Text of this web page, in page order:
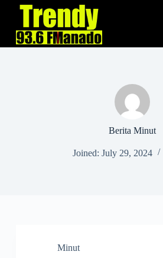
p
Berita Minut
Joined: July 29, 2024
Minut